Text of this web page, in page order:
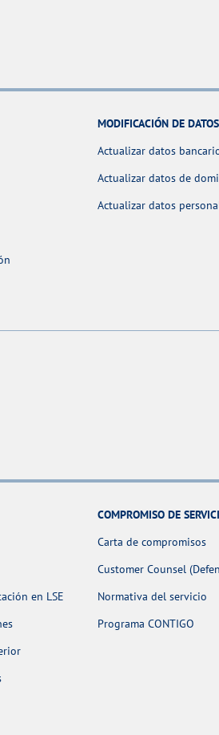
MODIFICACIÓN DE DATOS
Actualizar datos
Actualizar datos de
Actualizar datos
en LSE
COMPROMISO DE
Carta de compromisos
Customer Counsel
Normativa del servicio
Programa CONTIGO